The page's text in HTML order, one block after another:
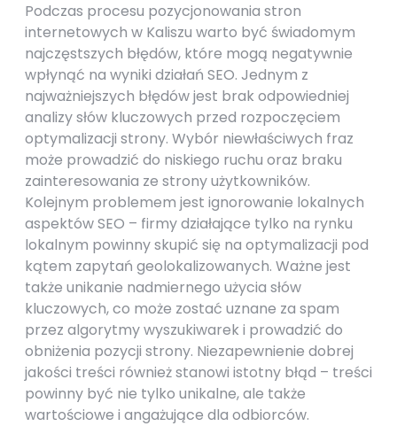
Podczas procesu pozycjonowania stron
internetowych w Kaliszu warto być świadomym
najczęstszych błędów, które mogą negatywnie
wpłynąć na wyniki działań SEO. Jednym z
najważniejszych błędów jest brak odpowiedniej
analizy słów kluczowych przed rozpoczęciem
optymalizacji strony. Wybór niewłaściwych fraz
może prowadzić do niskiego ruchu oraz braku
zainteresowania ze strony użytkowników.
Kolejnym problemem jest ignorowanie lokalnych
aspektów SEO – firmy działające tylko na rynku
lokalnym powinny skupić się na optymalizacji pod
kątem zapytań geolokalizowanych. Ważne jest
także unikanie nadmiernego użycia słów
kluczowych, co może zostać uznane za spam
przez algorytmy wyszukiwarek i prowadzić do
obniżenia pozycji strony. Niezapewnienie dobrej
jakości treści również stanowi istotny błąd – treści
powinny być nie tylko unikalne, ale także
wartościowe i angażujące dla odbiorców.